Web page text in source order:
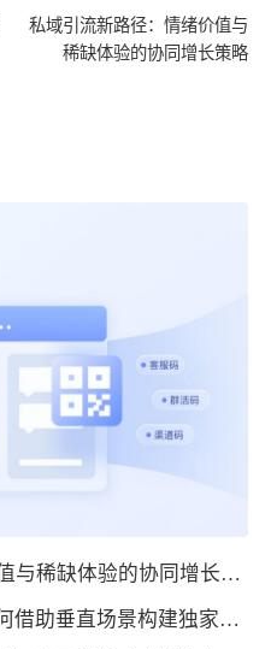
私域引流新路径：情绪价值与
稀缺体验的协同增长策略
1.私域引流新路径：情绪价值与稀缺体验的协同增长策略
2.私域“去同质化”破局：如何借助垂直场景构建独家流量壁垒？